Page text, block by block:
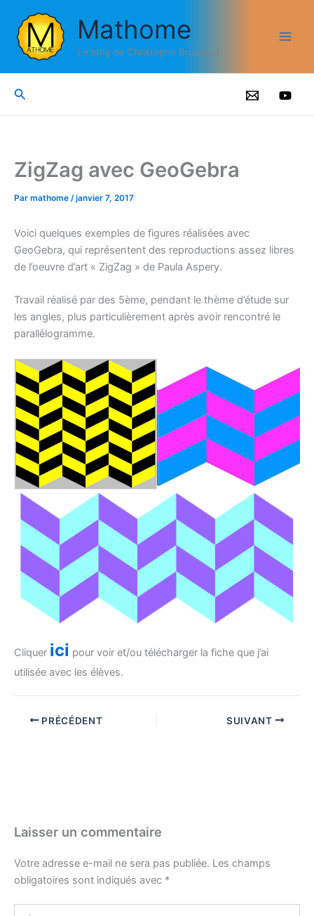
contenu
Mathome
Le blog de Christophe Brossard
Rechercher
ZigZag avec GeoGebra
Par mathome /janvier 7, 2017
Voici quelques exemples de figures réalisées avec
GeoGebra, qui représentent des reproductions assez libres
de l’oeuvre d’art « ZigZag » de Paula Aspery.
Travail réalisé par des 5ème, pendant le thème d’étude sur
les angles, plus particulièrement après avoir rencontré le
parallélogramme.
Cliquer ici pour voir et/ou télécharger la fiche que j’ai
utilisée avec les élèves.
PRÉCÉDENT SUIVANT
Laisser un commentaire
Votre adresse e-mail ne sera pas publiée. Les champs
obligatoires sont indiqués avec *